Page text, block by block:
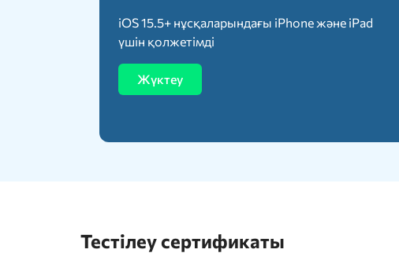
iOS 15.5+ нұсқаларындағы iPhone және iPad
үшін қолжетімді
Жүктеу
Тестілеу сертификаты